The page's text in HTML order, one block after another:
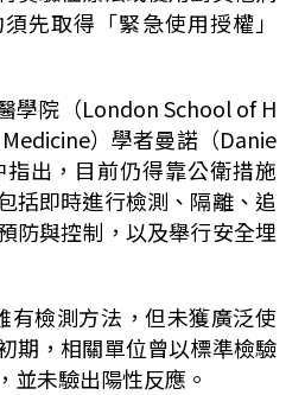
先取得「緊急使用授權」
學院（London School of H
）學者曼諾（Danie
出，目前仍得靠公衛措施
括即時進行檢測、隔離、追
防與控制，以及舉行安全埋
有檢測方法，但未獲廣泛使
期，相關單位曾以標準檢驗
並未驗出陽性反應。